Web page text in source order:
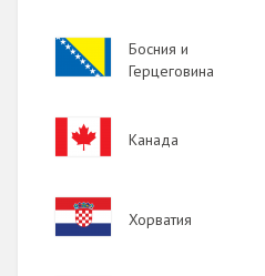
Image
Босния и
Герцеговина
Image
Канада
Image
Хорватия